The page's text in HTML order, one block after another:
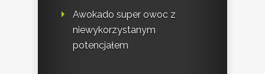
Awokado super owoc z
niewykorzystanym
potencjałem